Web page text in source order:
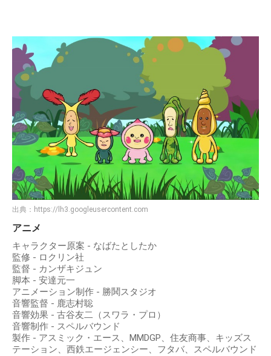
出典： https://lh3.googleusercontent.com
アニメ
キャラクター原案 - なばたとしたか
監修 - ロクリン社
監督 - カンザキジュン
脚本 - 安達元一
アニメーション制作 - 勝鬨スタジオ
音響監督 - 鹿志村聡
音響効果 - 古谷友二（スワラ・プロ）
音響制作 - スペルバウンド
製作 - アスミック・エース、MMDGP、住友商事、キッズス
テーション、西鉄エージェンシー、フタバ、スペルバウンド